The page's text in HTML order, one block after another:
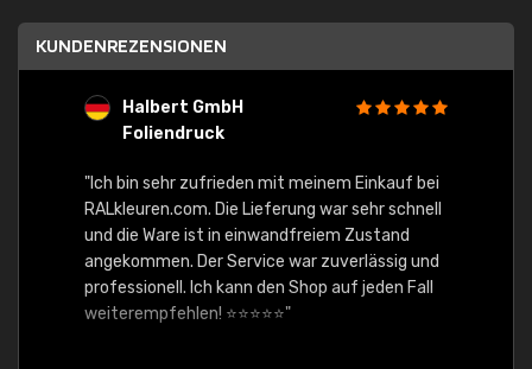
KUNDENREZENSIONEN
Halbert GmbH
Foliendruck
"Ich bin sehr zufrieden mit meinem Einkauf bei
RALkleuren.com. Die Lieferung war sehr schnell
und die Ware ist in einwandfreiem Zustand
angekommen. Der Service war zuverlässig und
professionell. Ich kann den Shop auf jeden Fall
weiterempfehlen! ⭐⭐⭐⭐⭐"